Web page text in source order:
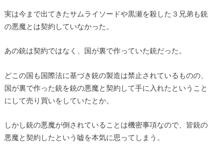
実は今まで出てきたサムライソードや黒瀬を殺した３兄弟も銃
の悪魔とは契約していなかった。
あの銃は契約ではなく、国が裏で作っていた銃だった。
どこの国も国際法に基づき銃の製造は禁止されているものの、
国が裏で作った銃を銃の悪魔と契約して手に入れたということ
にして売り買いをしていたとか。
しかし銃の悪魔が倒されていることは機密事項なので、皆銃の
悪魔と契約したという嘘を本気に思ってしまう。